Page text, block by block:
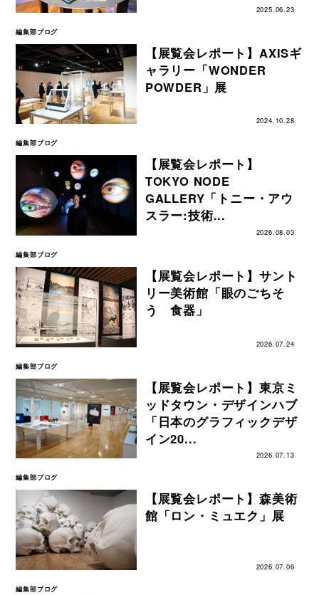
2025.06.23
編集部ブログ
【展覧会レポート】AXISギ
ャラリー「WONDER
POWDER」展
2024.10.28
編集部ブログ
【展覧会レポート】
TOKYO NODE
GALLERY「トニー・アウ
スラー:技術...
2026.08.03
編集部ブログ
【展覧会レポート】サント
リー美術館「眼のごちそ
う 食器」
2026.07.24
編集部ブログ
【展覧会レポート】東京ミ
ッドタウン・デザインハブ
「日本のグラフィックデザ
イン20...
2026.07.13
編集部ブログ
【展覧会レポート】森美術
館「ロン・ミュエク」展
2026.07.06
編集部ブログ